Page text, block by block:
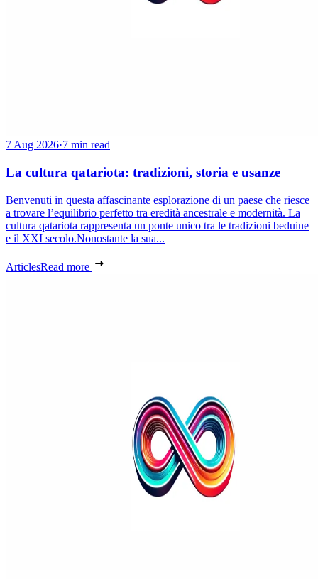
7 Aug 2026·7 min read
La cultura qatariota: tradizioni, storia e usanze
Benvenuti in questa affascinante esplorazione di un paese che riesce
a trovare l’equilibrio perfetto tra eredità ancestrale e modernità. La
cultura qatariota rappresenta un ponte unico tra le tradizioni beduine
e il XXI secolo.Nonostante la sua...
ArticlesRead more